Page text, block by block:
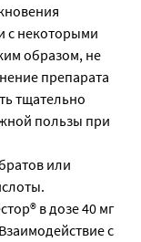
с некоторыми
образом, не
препарата
тщательно
пользы при
или
в дозе 40 мг
с